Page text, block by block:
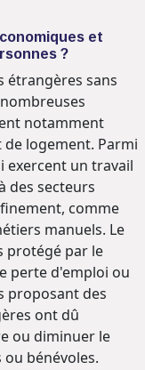
et
?
étrangères sans
notamment
logement. Parmi
exercent un travail
des secteurs
comme
manuels. Le
protégé par le
perte d'emploi ou
proposant des
ont dû
ou diminuer le
bénévoles.